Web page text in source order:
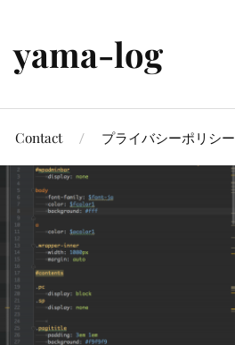
yama-log
Contact プライバシーポリシー